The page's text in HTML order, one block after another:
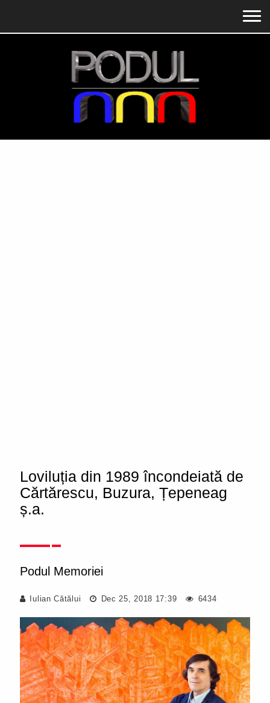
Loviluția din 1989 încondeiată de
Cărtărescu, Buzura, Țepeneag
ș.a.
Podul Memoriei
Iulian Cătălui Dec 25, 2018 17:39 6434